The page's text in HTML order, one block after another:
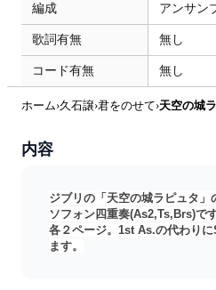
編成 アンサン
歌詞有無 無し
コード有無 無し
ホーム›久石譲›君をのせて›
内容
ジブリの「天空の城ラピュタ
ソフォン四重奏(As2,Ts,Brs)で
各２ページ。1st As.の代わり
ます。